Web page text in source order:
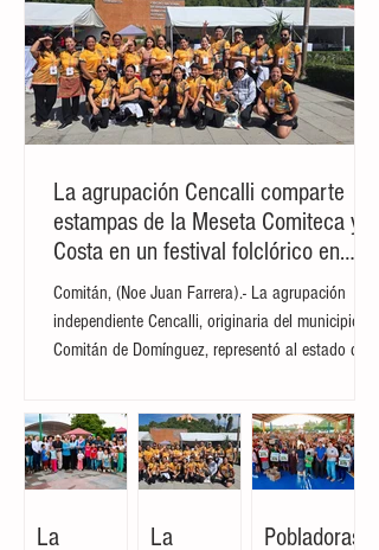
hacia la isla de Tenerife, en España,
se llevará a cabo un proceso de
desembarco controlado bajo estrictos
protocolos sanitarios internacionales. La
experta técnica Anaïs Legand informó
encuentra
La agrupación Cencalli comparte
estampas de la Meseta Comiteca y la
Costa en un festival folclórico en
Cholula
Comitán, (Noe Juan Farrera).- La agrupación
Comitán de Domínguez, representó al estado de
Chiapas en el Primer Festival Nacional Vive el
Folclor, celebrado en la localidad de San Andrés
Cholula, Puebla. La compañía de danza,
integrada por personas de distintas edades y